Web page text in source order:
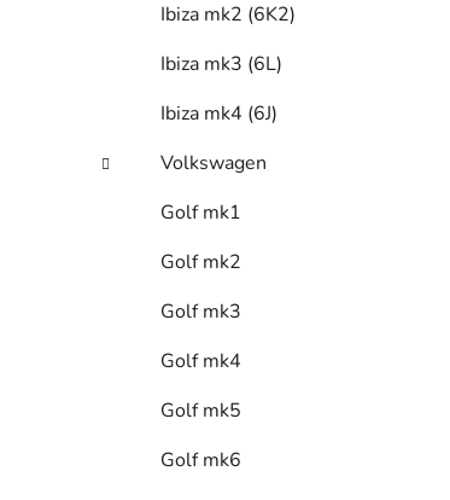
Ibiza mk2 (6K2)
Ibiza mk3 (6L)
Ibiza mk4 (6J)
Volkswagen
Golf mk1
Golf mk2
Golf mk3
Golf mk4
Golf mk5
Golf mk6